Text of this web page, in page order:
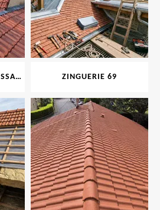
NETTOYAGE ET DÉMOUSSAGE DE TOITURE ET FAÇADE 69 ZINGUERIE 69